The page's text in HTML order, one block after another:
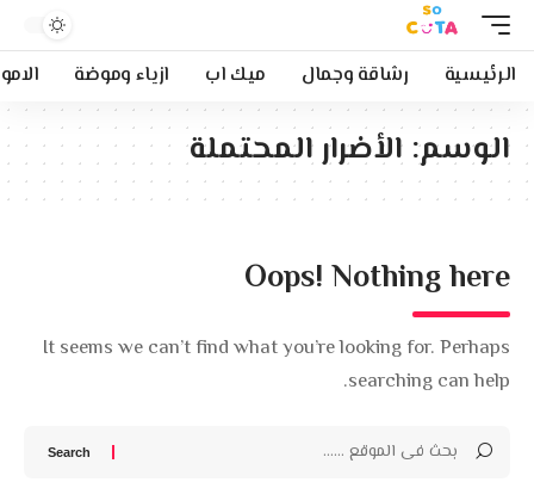
الرئيسية رشاقة وجمال ميك اب ازياء وموضة
الوسم: الأضرار المحتملة
Oops! Nothing here
It seems we can’t find what you’re looking for. Perhaps
searching can help.